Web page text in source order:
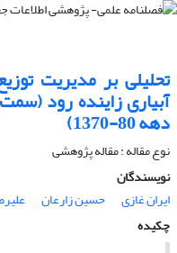
تحلیلى بر مدیریت
آبیارى زاینده رود
دهه 80-1370)
نوع مقاله : مقاله پژوهشی
نویسندگان
ایران غازی
حسین زارعان
چکیده